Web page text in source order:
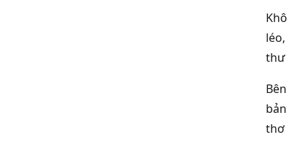
thư
thơ